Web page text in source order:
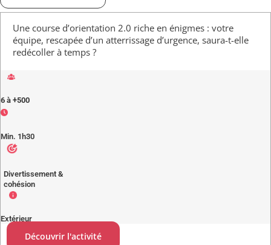
Une course d’orientation 2.0 riche en énigmes : votre
équipe, rescapée d’un atterrissage d’urgence, saura-t-elle
redécoller à temps ?
6 à +500
Min. 1h30
Divertissement &
cohésion
Extérieur
Découvrir l'activité